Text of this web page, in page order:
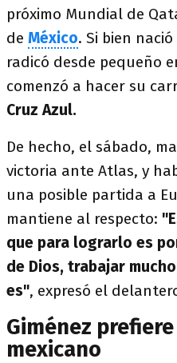
próximo Mundial de
de México. Si bien
radicó desde pequeño
comenzó a hacer su
Cruz Azul.
De hecho, el sábado,
victoria ante Atlas, y
una posible partida a
mantiene al respecto:
que para lograrlo es
de Dios, trabajar
es", expresó el
Giménez
mexicano